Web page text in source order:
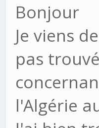
Bonjour
Je viens
pas
l'Algérie